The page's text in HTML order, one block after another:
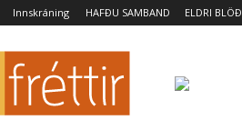
Innskráning HAFÐU SAMBAND ELDRI BLÖÐ